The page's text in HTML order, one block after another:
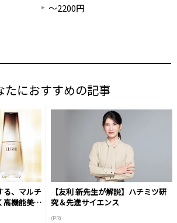
～2200円
たにおすすめの記事
る、マルチ
高機能美容
【友利 新先生が解説】ハチミツ研
究＆先進サイエンス
(PR)